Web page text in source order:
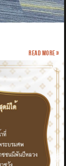
Read more »